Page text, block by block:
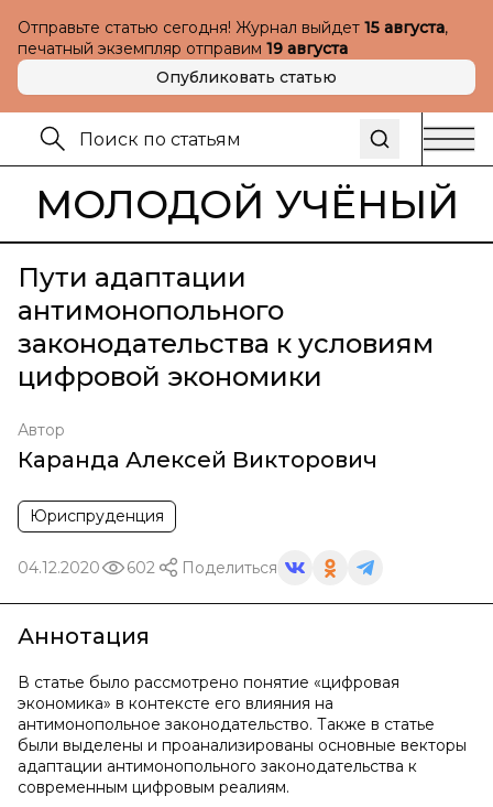
Отправьте статью сегодня! Журнал выйдет 15 августа,
печатный экземпляр отправим 19 августа
Опубликовать статью
МОЛОДОЙ УЧЁНЫЙ
Пути адаптации
антимонопольного
законодательства к условиям
цифровой экономики
Автор
Каранда Алексей Викторович
Юриспруденция
04.12.2020 602 Поделиться
Аннотация
В статье было рассмотрено понятие «цифровая
экономика» в контексте его влияния на
антимонопольное законодательство. Также в статье
были выделены и проанализированы основные векторы
адаптации антимонопольного законодательства к
современным цифровым реалиям.